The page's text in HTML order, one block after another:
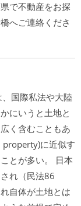
で不動産をお探
へご連絡くださ
国際私法や大陸
にいうと土地と
く含むこともあ
property)に近似す
とが多い。 日本
れ（民法86
自体が土地とは